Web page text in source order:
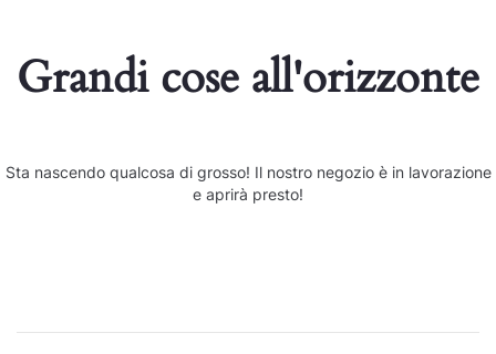
Grandi cose all'orizzonte
Sta nascendo qualcosa di grosso! Il nostro negozio è in lavorazione
e aprirà presto!